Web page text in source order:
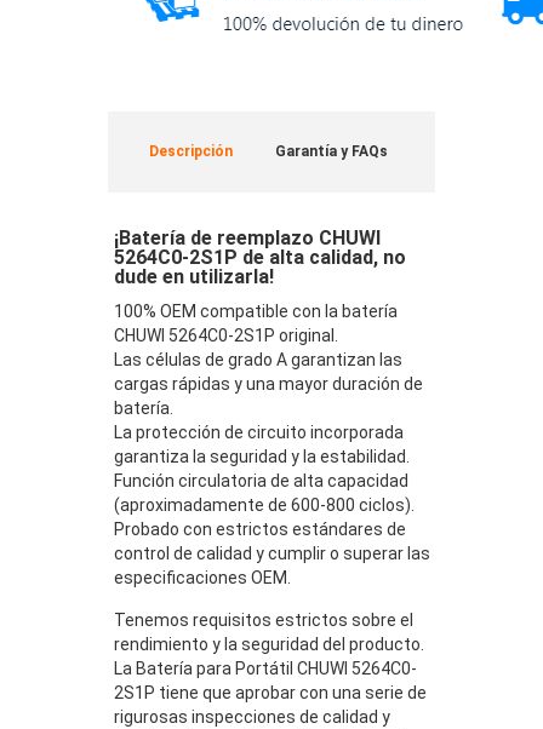
Descripción Garantía y FAQs
¡Batería de reemplazo CHUWI
5264C0-2S1P de alta calidad, no
dude en utilizarla!
100% OEM compatible con la batería
CHUWI 5264C0-2S1P original.
Las células de grado A garantizan las
cargas rápidas y una mayor duración de
batería.
La protección de circuito incorporada
garantiza la seguridad y la estabilidad.
Función circulatoria de alta capacidad
(aproximadamente de 600-800 ciclos).
Probado con estrictos estándares de
control de calidad y cumplir o superar las
especificaciones OEM.
Tenemos requisitos estrictos sobre el
rendimiento y la seguridad del producto.
La Batería para Portátil CHUWI 5264C0-
2S1P tiene que aprobar con una serie de
rigurosas inspecciones de calidad y